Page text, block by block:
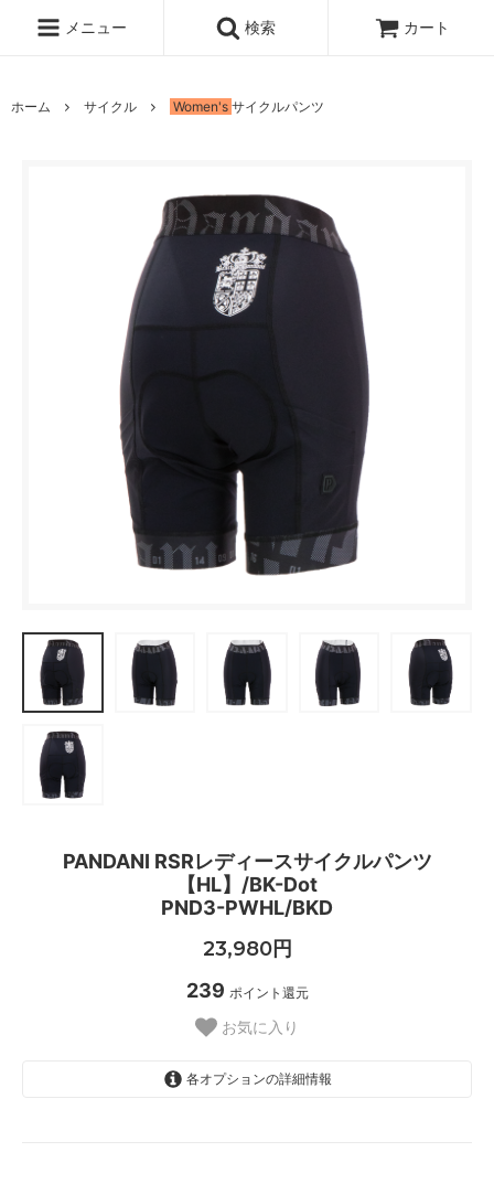
メニュー 検索 カート
ホーム サイクル Women's サイクルパンツ
PANDANI RSRレディースサイクルパンツ
【HL】/BK-Dot
PND3-PWHL/BKD
23,980円
239 ポイント還元
お気に入り
各オプションの詳細情報